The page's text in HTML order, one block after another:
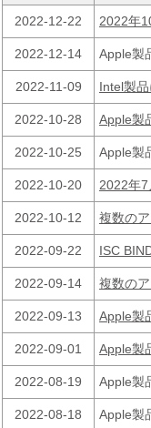
2022-12-22 2022年
2022-12-14 Apple製
2022-11-09 Intel製
2022-10-28 Apple製
2022-10-25 Apple製
2022-10-20 2022年
2022-10-12 複数の
2022-09-22 ISC
2022-09-14 複数の
2022-09-13 Apple製
2022-09-01 Apple製
2022-08-19 Apple製
2022-08-18 Apple製